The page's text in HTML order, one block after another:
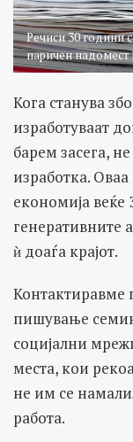
Речиси 30 години
паричен
Кога станува
изработуваат
барем засега,
изработка.
економија веќе
генеративните
ѝ доаѓа крајот.
Контактиравме
пишување
социјални
места, кои
не им се
работа.